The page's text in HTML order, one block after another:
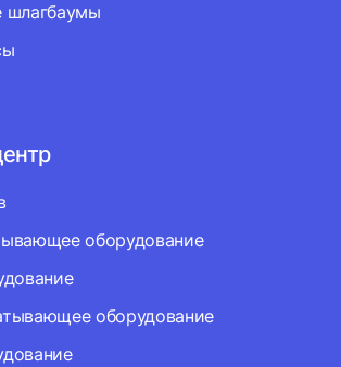
шлагбаумы
оборудование
оборудование